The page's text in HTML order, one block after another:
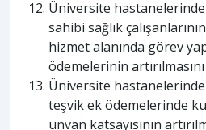
Üniversite
sahibi sağlık
hizmet alanında görev
ödemelerinin
Üniversite
teşvik ek ödemelerinde
unvan katsayısının